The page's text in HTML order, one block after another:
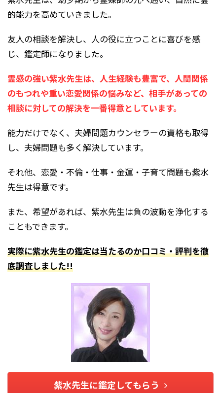
的能力を高めていきました。
友人の相談を解決し、人の役に立つことに喜びを感
じ、鑑定師になりました。
霊感の強い紫水先生は、人生経験も豊富で、人間関係
のもつれや重い恋愛関係の悩みなど、相手があっての
相談に対しての解決を一番得意としています。
能力だけでなく、夫婦問題カウンセラーの資格も取得
し、夫婦問題も多く解決しています。
それ他、恋愛・不倫・仕事・金運・子育て問題も紫水
先生は得意です。
また、希望があれば、紫水先生は負の波動を浄化する
こともできます。
実際に紫水先生の鑑定は当たるのか口コミ・評判を徹
底調査しました!!
紫水先生に鑑定してもらう